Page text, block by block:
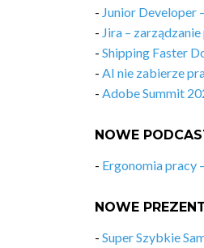
- Junior Developer
- Jira –
- Shipping Faster
- AI nie zabierze
- Adobe Summit
NOWE
- Ergonomia pracy
NOWE
- Super Szybkie